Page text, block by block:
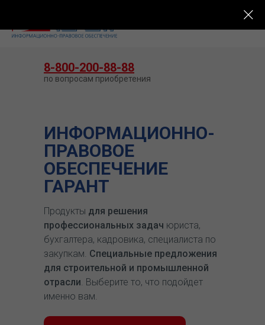
ИНФОРМАЦИОННО-
ПРАВОВОЕ
ОБЕСПЕЧЕНИЕ
ГАРАНТ
Продукты для решения
профессиональных задач юриста,
бухгалтера, кадровика, специалиста по
закупкам. Специальные предложения
для строительной и промышленной
отрасли. Выберите то, что подойдет
именно вам.
8-800-200-88-88
по вопросам приобретения